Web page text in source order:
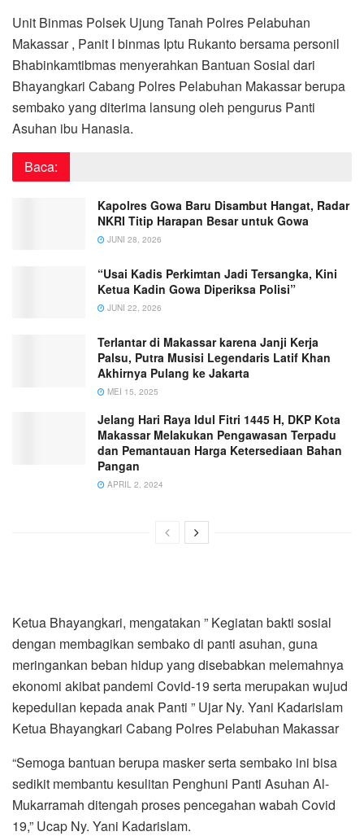
Unit Binmas Polsek Ujung Tanah Polres Pelabuhan
Makassar , Panit I binmas Iptu Rukanto bersama personil
Bhabinkamtibmas menyerahkan Bantuan Sosial dari
Bhayangkari Cabang Polres Pelabuhan Makassar berupa
sembako yang diterima lansung oleh pengurus Panti
Asuhan ibu Hanasia.
Baca:
Kapolres Gowa Baru Disambut Hangat, Radar
NKRI Titip Harapan Besar untuk Gowa
JUNI 28, 2026
“Usai Kadis Perkimtan Jadi Tersangka, Kini
Ketua Kadin Gowa Diperiksa Polisi”
JUNI 22, 2026
Terlantar di Makassar karena Janji Kerja
Palsu, Putra Musisi Legendaris Latif Khan
Akhirnya Pulang ke Jakarta
MEI 15, 2025
Jelang Hari Raya Idul Fitri 1445 H, DKP Kota
Makassar Melakukan Pengawasan Terpadu
dan Pemantauan Harga Ketersediaan Bahan
Pangan
APRIL 2, 2024
Ketua Bhayangkari, mengatakan ” Kegiatan bakti sosial
dengan membagikan sembako di panti asuhan, guna
meringankan beban hidup yang disebabkan melemahnya
ekonomi akibat pandemi Covid-19 serta merupakan wujud
kepedulian kepada anak Panti ” Ujar Ny. Yani Kadarislam
Ketua Bhayangkari Cabang Polres Pelabuhan Makassar
“Semoga bantuan berupa masker serta sembako ini bisa
sedikit membantu kesulitan Penghuni Panti Asuhan Al-
Mukarramah ditengah proses pencegahan wabah Covid
19,” Ucap Ny. Yani Kadarislam.